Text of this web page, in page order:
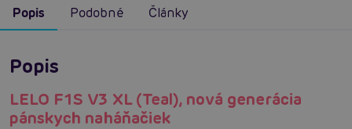
Popis Podobné Články
Popis
LELO F1S V3 XL (Teal), nová generácia
pánskych naháňačiek